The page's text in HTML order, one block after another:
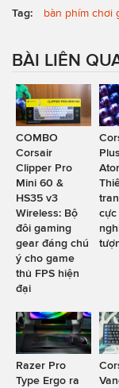
Tag: bàn phím chơi
BÀI LIÊN
COMBO
Corsair
Clipper Pro
Mini 60 &
HS35 v3
Wireless: Bộ
đôi gaming
gear đáng chú
ý cho game
thủ FPS hiện
đại
cực
Razer Pro
Type Ergo ra